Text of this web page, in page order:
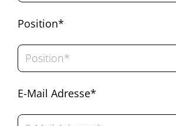
Position*
E-Mail Adresse*